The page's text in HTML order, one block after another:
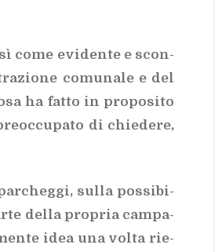
come evi­den­te e scon­
co­mu­na­le e del
ha fat­to in pro­po­si­to
di chie­de­re,
sul­la pos­si­bi­
del­la pro­pria cam­pa­
idea una vol­ta rie­